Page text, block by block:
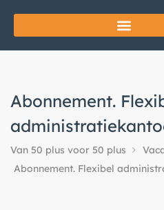
Abonnement.
Van 50 plus voor 50 plus
Abonnement. Flexibel